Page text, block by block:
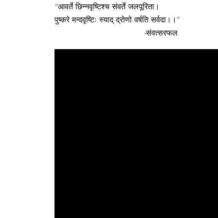
“आवर्ते छिन्नवृष्टिश्च संवर्ते जलपूरिता।
पुष्करे मन्दवृष्टिः स्याद् द्रोणो वर्षति सर्वदा।।”
-संवत्सरफल